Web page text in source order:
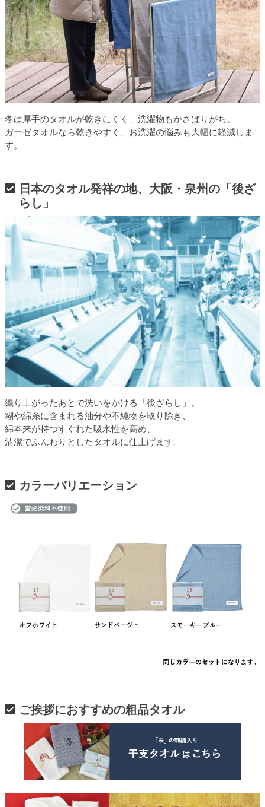
冬は厚手のタオルが乾きにくく、洗濯物もかさばりがち。
ガーゼタオルなら乾きやすく、お洗濯の悩みも大幅に軽減しま
す。
日本のタオル発祥の地、大阪・泉州の「後ざ
らし」
織り上がったあとで洗いをかける「後ざらし」。
糊や綿糸に含まれる油分や不純物を取り除き、
綿本来が持つすぐれた吸水性を高め、
清潔でふんわりとしたタオルに仕上げます。
カラーバリエーション
ご挨拶におすすめの粗品タオル